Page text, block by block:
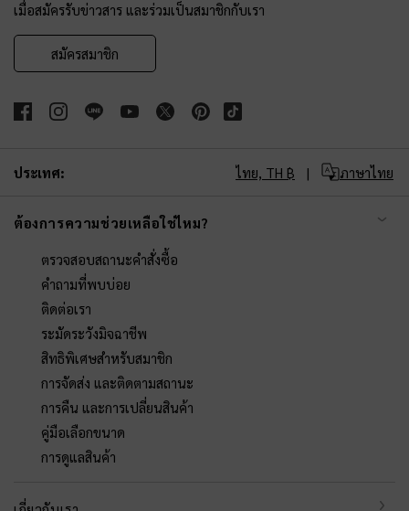
เมื่อสมัครรับข่าวสาร และร่วมเป็นสมาชิกกับเรา
สมัครสมาชิก
ประเทศ: ไทย, TH ฿ ภาษาไทย
ต้องการความช่วยเหลือใช่ไหม?
ตรวจสอบสถานะคำสั่งซื้อ
คำถามที่พบบ่อย
ติดต่อเรา
ระมัดระวังมิจฉาชีพ
สิทธิพิเศษสำหรับสมาชิก
การจัดส่ง และติดตามสถานะ
การคืน และการเปลี่ยนสินค้า
คู่มือเลือกขนาด
การดูแลสินค้า